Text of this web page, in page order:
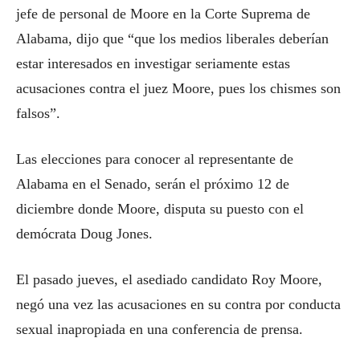
jefe de personal de Moore en la Corte Suprema de
Alabama, dijo que “que los medios liberales deberían
estar interesados en investigar seriamente estas
acusaciones contra el juez Moore, pues los chismes son
falsos”.
Las elecciones para conocer al representante de
Alabama en el Senado, serán el próximo 12 de
diciembre donde Moore, disputa su puesto con el
demócrata Doug Jones.
El pasado jueves, el asediado candidato Roy Moore,
negó una vez las acusaciones en su contra por conducta
sexual inapropiada en una conferencia de prensa.